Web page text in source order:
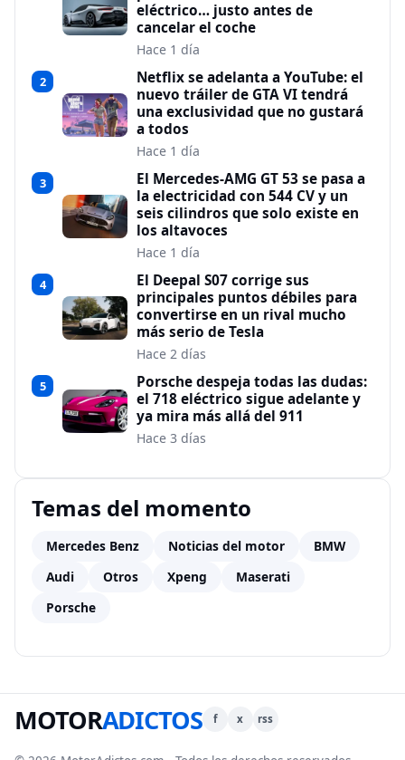
eléctrico… justo antes de
cancelar el coche
Hace 1 día
2
Netflix se adelanta a YouTube: el
nuevo tráiler de GTA VI tendrá
una exclusividad que no gustará
a todos
Hace 1 día
3
El Mercedes-AMG GT 53 se pasa a
la electricidad con 544 CV y un
seis cilindros que solo existe en
los altavoces
Hace 1 día
4
El Deepal S07 corrige sus
principales puntos débiles para
convertirse en un rival mucho
más serio de Tesla
Hace 2 días
5
Porsche despeja todas las dudas:
el 718 eléctrico sigue adelante y
ya mira más allá del 911
Hace 3 días
Temas del momento
Mercedes Benz Noticias del motor
BMW
Audi
Otros Xpeng
Maserati
Porsche
MOTORADICTOS f x rss